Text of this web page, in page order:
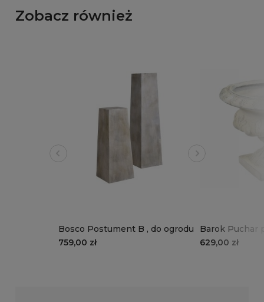
Zobacz również
Bosco Postument B , do ogrodu
759,00 zł
Barok Puchar
629,00 zł